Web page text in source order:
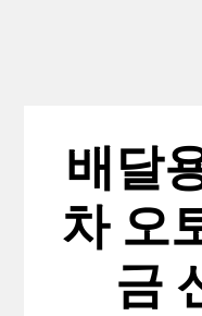
배달
차 오
금